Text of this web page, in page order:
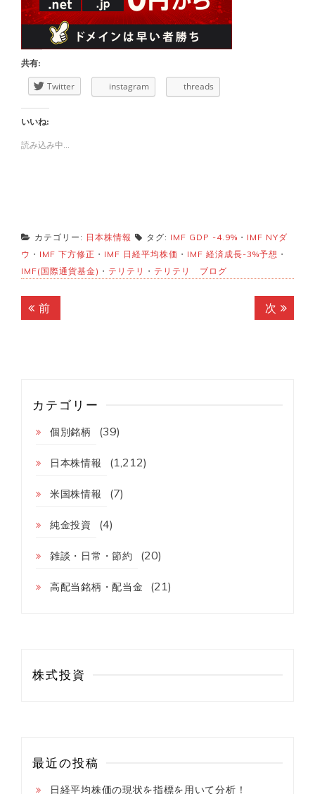
共有:
Twitter instagram threads
いいね:
読み込み中...
カテゴリー: 日本株情報 タグ: IMF GDP -4.9% ・ IMF NYダ
ウ ・ IMF 下方修正 ・ IMF 日経平均株価 ・ IMF 経済成長-3%予想 ・
IMF(国際通貨基金) ・ テリテリ ・ テリテリ ブログ
投
ゲ
ー
ョ
ン
前前
の
次 次
の
カテゴリー
個別銘柄 (39)
日本株情報 (1,212)
米国株情報 (7)
純金投資 (4)
雑談・日常・節約 (20)
高配当銘柄・配当金 (21)
株式投資
最近の投稿
日経平均株価の現状を指標を用いて分析！